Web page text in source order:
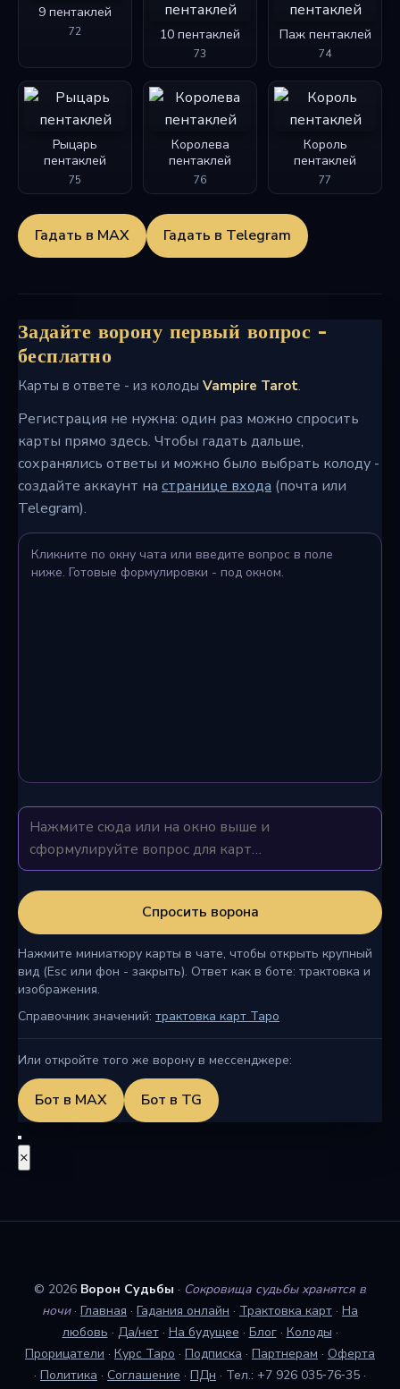
9 пентаклей
72 10 пентаклей
73
Паж пентаклей
74
Рыцарь
пентаклей
75
Королева
пентаклей
76
Король
пентаклей
77
Гадать в MAX Гадать в Telegram
Задайте ворону первый вопрос -
бесплатно
Карты в ответе - из колоды Vampire Tarot.
Регистрация не нужна: один раз можно спросить
карты прямо здесь. Чтобы гадать дальше,
сохранялись ответы и можно было выбрать колоду -
создайте аккаунт на странице входа (почта или
Telegram).
Кликните по окну чата или введите вопрос в поле
ниже. Готовые формулировки - под окном.
Спросить ворона
Нажмите миниатюру карты в чате, чтобы открыть крупный
вид (Esc или фон - закрыть). Ответ как в боте: трактовка и
изображения.
Справочник значений: трактовка карт Таро
Или откройте того же ворону в мессенджере:
Бот в MAX Бот в TG
×
© 2026 Ворон Судьбы · Сокровища судьбы хранятся в
ночи· Главная · Гадания онлайн · Трактовка карт · На
любовь · Да/нет· На будущее · Блог· Колоды ·
Прорицатели · Курс Таро · Подписка · Партнерам · Оферта
· Политика · Соглашение · ПДн · Тел.: +7 926 035‑76‑35 ·